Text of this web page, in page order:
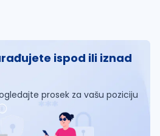
ispod ili iznad
prosek za vašu poziciju